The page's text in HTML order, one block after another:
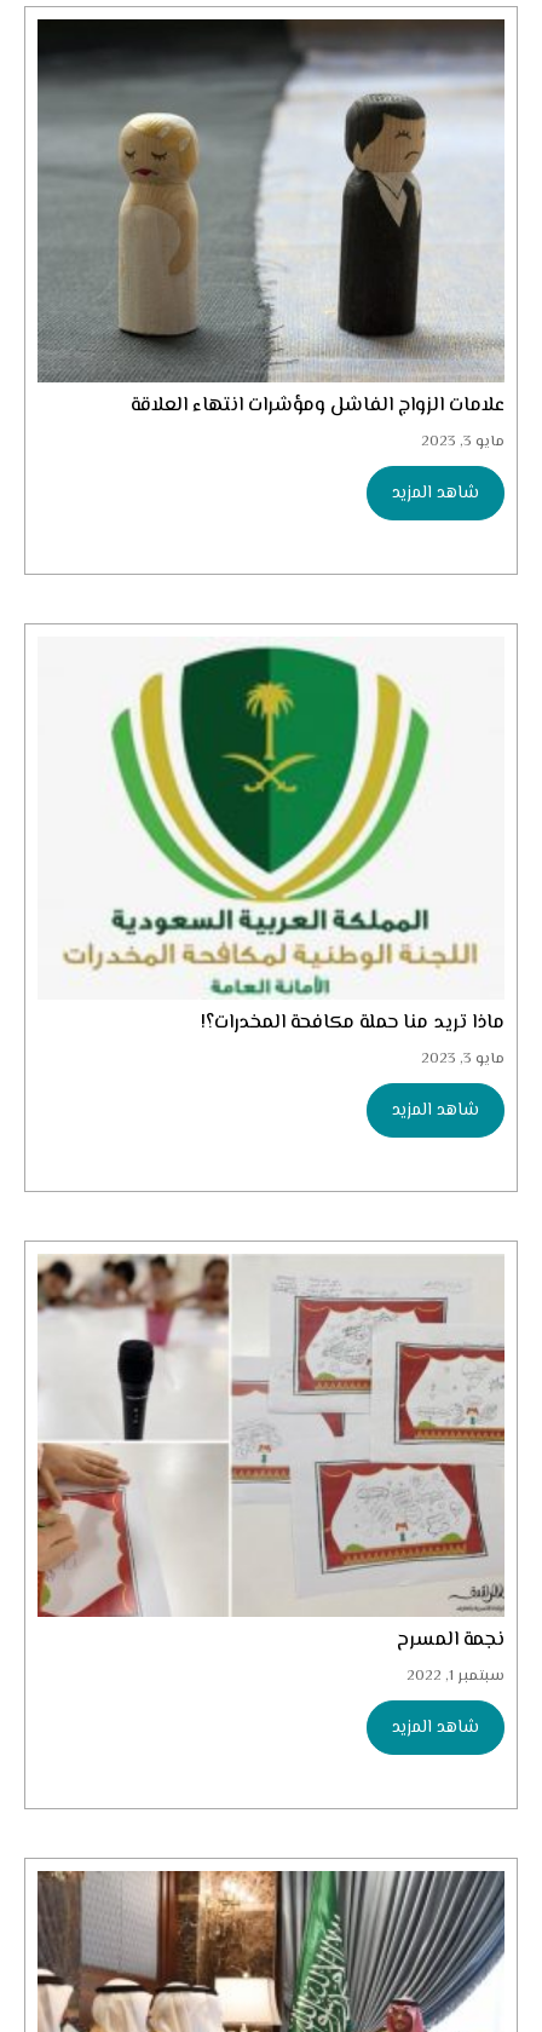
علامات الزواج الفاشل ومؤشرات انتهاء العلاقة
مايو 3, 2023
شاهد المزيد
ماذا تريد منا حملة مكافحة المخدرات؟!
مايو 3, 2023
شاهد المزيد
نجمة المسرح
سبتمبر 1, 2022
شاهد المزيد